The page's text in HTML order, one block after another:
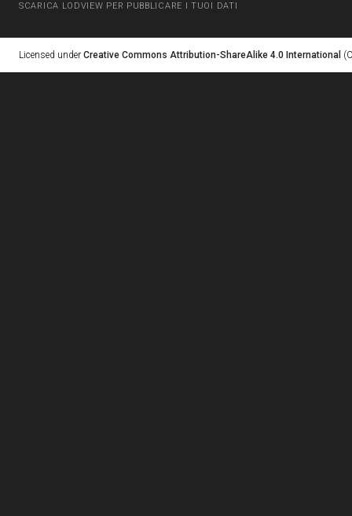
SCARICA LODVIEW PER PUBBLICARE I TUOI DATI
Licensed under Creative Commons Attribution-ShareAlike 4.0 International